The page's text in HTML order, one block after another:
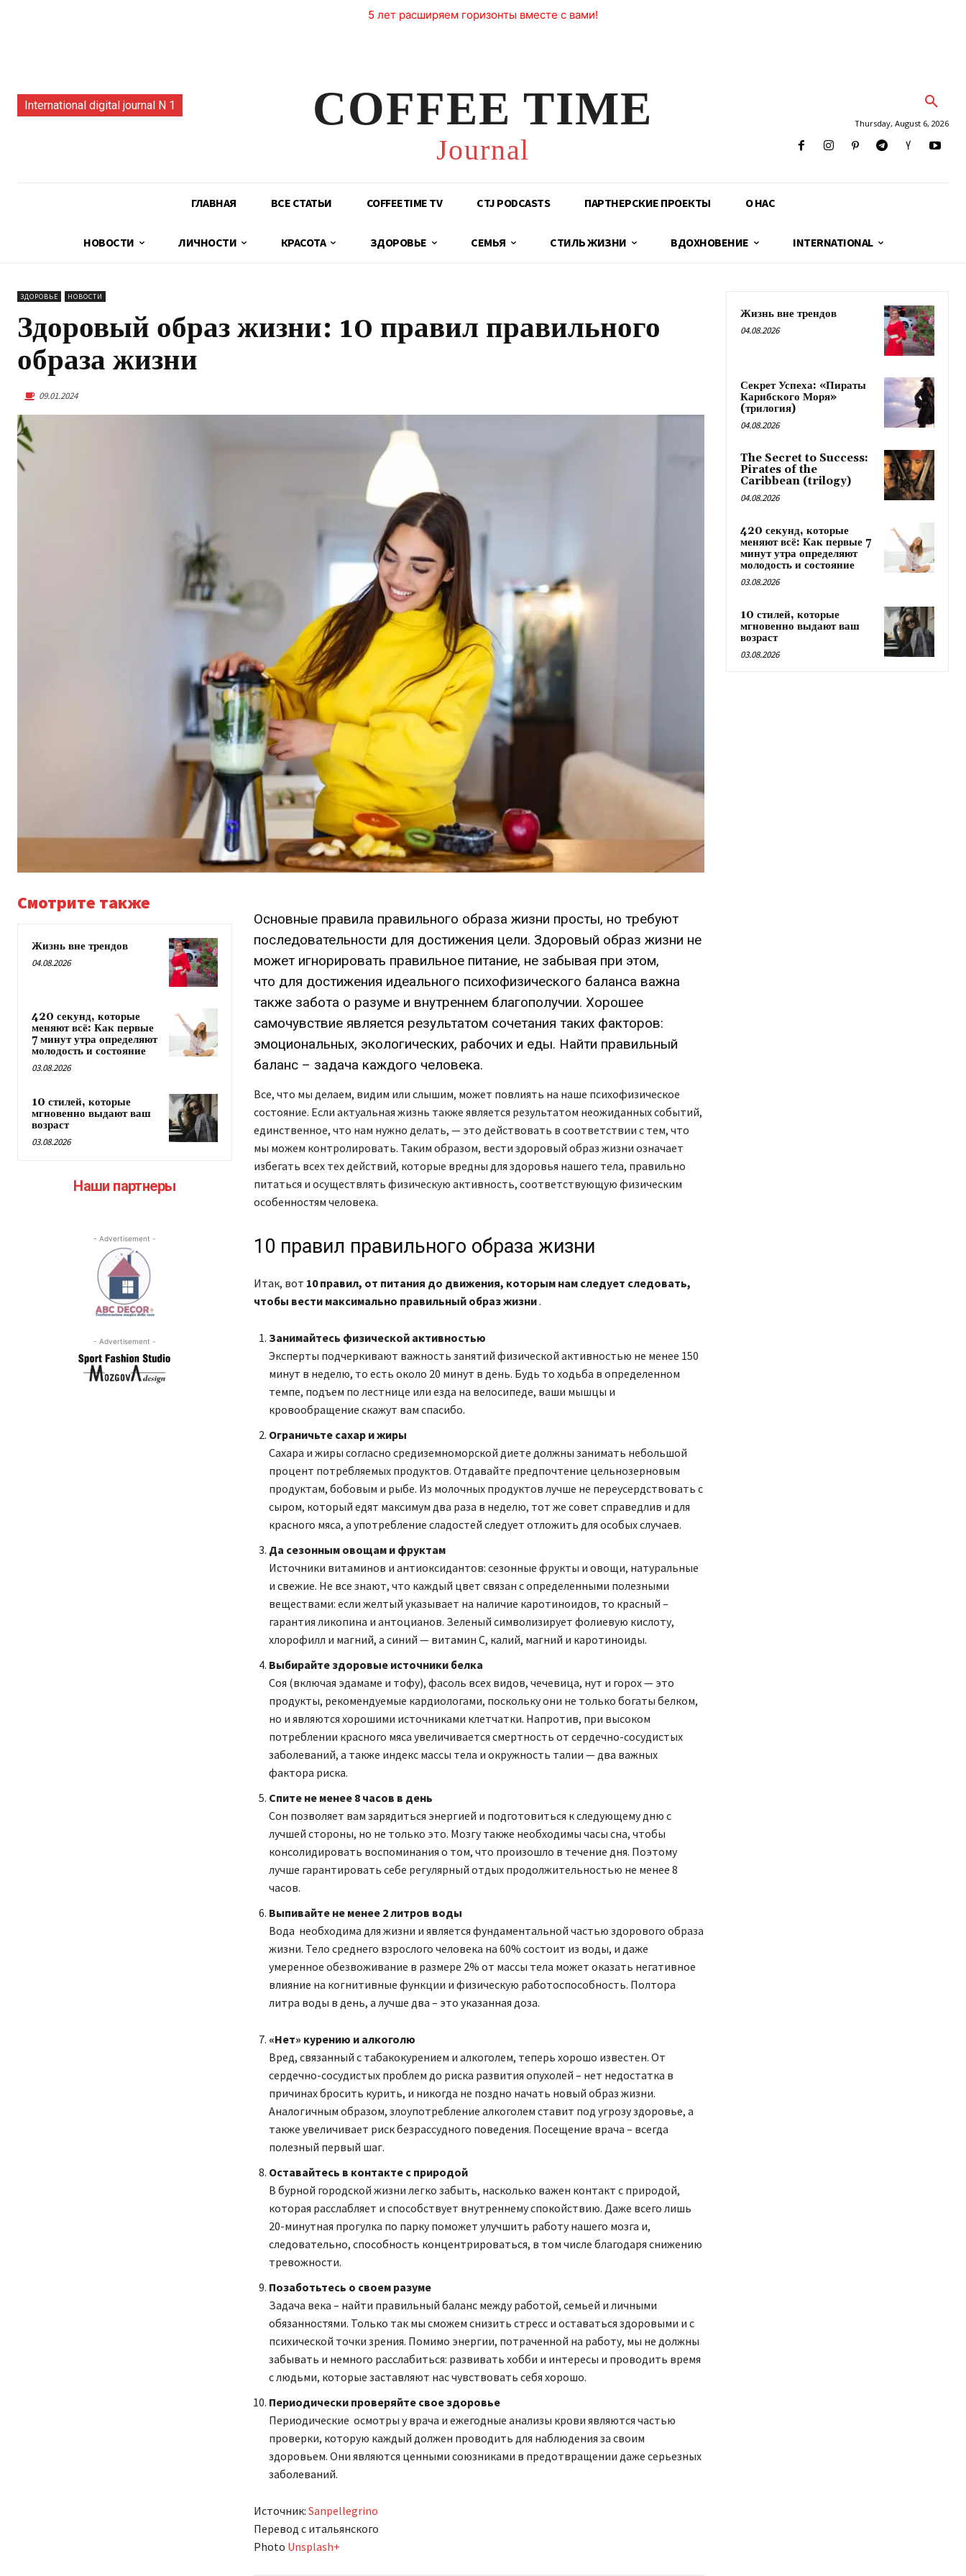
5 лет расширяем горизонты вместе с вами!
International digital journal N 1 COFFEE TIME
Journal
Thursday, August 6, 2026
ГЛАВНАЯ ВСЕ СТАТЬИ COFFEETIME TV CTJ PODCASTS ПАРТНЕРСКИЕ ПРОЕКТЫ О НАС
НОВОСТИ ЛИЧНОСТИ КРАСОТА ЗДОРОВЬЕ СЕМЬЯ СТИЛЬ ЖИЗНИ ВДОХНОВЕНИЕ INTERNATIONAL
ЗДОРОВЬЕ НОВОСТИ
Здоровый образ жизни: 10 правил правильного
образа жизни
09.01.2024
Смотрите также
Жизнь вне трендов
04.08.2026
420 секунд, которые
меняют всё: Как первые
7 минут утра определяют
молодость и состояние
03.08.2026
10 стилей, которые
мгновенно выдают ваш
возраст
03.08.2026
Наши партнеры
- Advertisement -
- Advertisement -
Основные правила правильного образа жизни просты, но требуют
последовательности для достижения цели. Здоровый образ жизни не
может игнорировать правильное питание, не забывая при этом,
что для достижения идеального психофизического баланса важна
также забота о разуме и внутреннем благополучии. Хорошее
самочувствие является результатом сочетания таких факторов:
эмоциональных, экологических, рабочих и еды. Найти правильный
баланс – задача каждого человека.
Все, что мы делаем, видим или слышим, может повлиять на наше психофизическое
состояние. Если актуальная жизнь также является результатом неожиданных событий,
единственное, что нам нужно делать, — это действовать в соответствии с тем, что
мы можем контролировать. Таким образом, вести здоровый образ жизни означает
избегать всех тех действий, которые вредны для здоровья нашего тела, правильно
питаться и осуществлять физическую активность, соответствующую физическим
особенностям человека.
10 правил правильного образа жизни
Итак, вот 10 правил, от питания до движения, которым нам следует следовать,
чтобы вести максимально правильный образ жизни.
Занимайтесь физической активностью
Эксперты подчеркивают важность занятий физической активностью не менее 150
минут в неделю, то есть около 20 минут в день. Будь то ходьба в определенном
темпе, подъем по лестнице или езда на велосипеде, ваши мышцы и
кровообращение скажут вам спасибо.
Ограничьте сахар и жиры
Сахара и жиры согласно средиземноморской диете должны занимать небольшой
процент потребляемых продуктов. Отдавайте предпочтение цельнозерновым
продуктам, бобовым и рыбе. Из молочных продуктов лучше не переусердствовать с
сыром, который едят максимум два раза в неделю, тот же совет справедлив и для
красного мяса, а употребление сладостей следует отложить для особых случаев.
Да сезонным овощам и фруктам
Источники витаминов и антиоксидантов: сезонные фрукты и овощи, натуральные
и свежие. Не все знают, что каждый цвет связан с определенными полезными
веществами: если желтый указывает на наличие каротиноидов, то красный –
гарантия ликопина и антоцианов. Зеленый символизирует фолиевую кислоту,
хлорофилл и магний, а синий — витамин С, калий, магний и каротиноиды.
Выбирайте здоровые источники белка
Соя (включая эдамаме и тофу), фасоль всех видов, чечевица, нут и горох — это
продукты, рекомендуемые кардиологами, поскольку они не только богаты белком,
но и являются хорошими источниками клетчатки. Напротив, при высоком
потреблении красного мяса увеличивается смертность от сердечно-сосудистых
заболеваний, а также индекс массы тела и окружность талии — два важных
фактора риска.
Спите не менее 8 часов в день
Сон позволяет вам зарядиться энергией и подготовиться к следующему дню с
лучшей стороны, но не только это. Мозгу также необходимы часы сна, чтобы
консолидировать воспоминания о том, что произошло в течение дня. Поэтому
лучше гарантировать себе регулярный отдых продолжительностью не менее 8
часов.
Выпивайте не менее 2 литров воды
Вода необходима для жизни и является фундаментальной частью здорового образа
жизни. Тело среднего взрослого человека на 60% состоит из воды, и даже
умеренное обезвоживание в размере 2% от массы тела может оказать негативное
влияние на когнитивные функции и физическую работоспособность. Полтора
литра воды в день, а лучше два – это указанная доза.
«Нет» курению и алкоголю
Вред, связанный с табакокурением и алкоголем, теперь хорошо известен. От
сердечно-сосудистых проблем до риска развития опухолей – нет недостатка в
причинах бросить курить, и никогда не поздно начать новый образ жизни.
Аналогичным образом, злоупотребление алкоголем ставит под угрозу здоровье, а
также увеличивает риск безрассудного поведения. Посещение врача – всегда
полезный первый шаг.
Оставайтесь в контакте с природой
В бурной городской жизни легко забыть, насколько важен контакт с природой,
которая расслабляет и способствует внутреннему спокойствию. Даже всего лишь
20-минутная прогулка по парку поможет улучшить работу нашего мозга и,
следовательно, способность концентрироваться, в том числе благодаря снижению
тревожности.
Позаботьтесь о своем разуме
Задача века – найти правильный баланс между работой, семьей и личными
обязанностями. Только так мы сможем снизить стресс и оставаться здоровыми и с
психической точки зрения. Помимо энергии, потраченной на работу, мы не должны
забывать и немного расслабиться: развивать хобби и интересы и проводить время
с людьми, которые заставляют нас чувствовать себя хорошо.
Периодически проверяйте свое здоровье
Периодические осмотры у врача и ежегодные анализы крови являются частью
проверки, которую каждый должен проводить для наблюдения за своим
здоровьем. Они являются ценными союзниками в предотвращении даже серьезных
заболеваний.
Источник: Sanpellegrino
Перевод с итальянского
Photo Unsplash+
Жизнь вне трендов
04.08.2026
Секрет Успеха: «Пираты
Карибского Моря»
(трилогия)
04.08.2026
The Secret to Success:
Pirates of the
Caribbean (trilogy)
04.08.2026
420 секунд, которые
меняют всё: Как первые 7
минут утра определяют
молодость и состояние
03.08.2026
10 стилей, которые
мгновенно выдают ваш
возраст
03.08.2026